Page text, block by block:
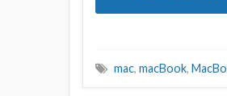
mac, macBook,